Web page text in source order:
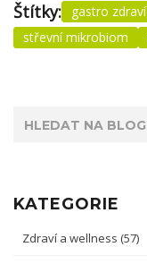
Štítky: gastro zdraví
střevní mikrobiom
KATEGORIE
Zdraví a wellness (57)